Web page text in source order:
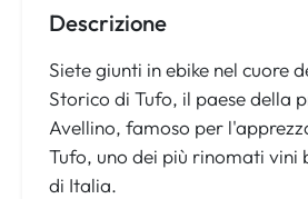
Descrizione
Siete giunti in ebike nel cuore
Storico di Tufo, il paese della
Avellino, famoso per
Tufo, uno dei più rinomati vini
di Italia.